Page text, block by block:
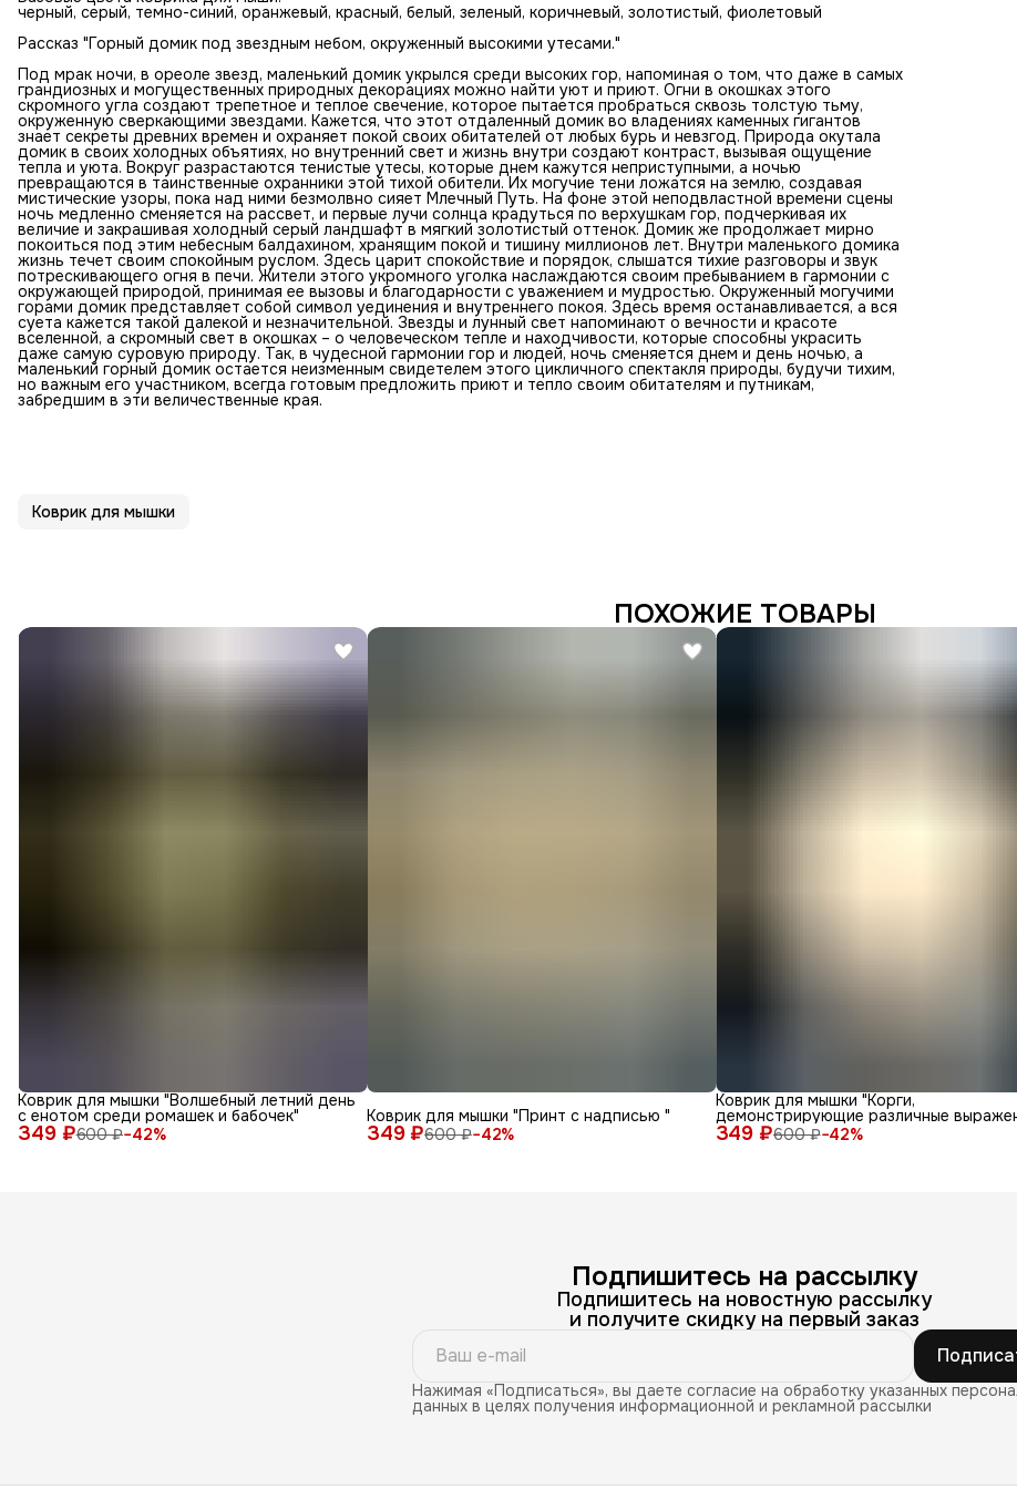
разговоры и звук потрескивающего огня в печи. Жители этого
укромного уголка наслаждаются своим пребыванием в
гармонии с окружающей природой, принимая ее вызовы и
могучими горами домик представляет собой символ
уединения и внутреннего покоя. Здесь время
останавливается, а вся суета кажется такой далекой и
незначительной. Звезды и лунный свет напоминают о
вечности и красоте вселенной, а скромный свет в окошках – о
человеческом тепле и находчивости, которые способны
украсить даже самую суровую природу. Так, в чудесной
гармонии гор и людей, ночь сменяется днем и день ночью, а
маленький горный домик остается неизменным свидетелем
этого цикличного спектакля природы, будучи тихим, но
важным его участником, всегда готовым предложить приют и
тепло своим обитателям и путникам, забредшим в эти
величественные края.
черный, серый, темно-синий, оранжевый, красный, белый, зеленый, коричневый, золотистый, фиолетовый
Рассказ "Горный домик под звездным небом, окруженный высокими утесами."
Под мрак ночи, в ореоле звезд, маленький домик укрылся среди высоких гор, напоминая о том, что даже в самых
грандиозных и могущественных природных декорациях можно найти уют и приют. Огни в окошках этого
скромного угла создают трепетное и теплое свечение, которое пытается пробраться сквозь толстую тьму,
окруженную сверкающими звездами. Кажется, что этот отдаленный домик во владениях каменных гигантов
знает секреты древних времен и охраняет покой своих обитателей от любых бурь и невзгод. Природа окутала
домик в своих холодных объятиях, но внутренний свет и жизнь внутри создают контраст, вызывая ощущение
тепла и уюта. Вокруг разрастаются тенистые утесы, которые днем кажутся неприступными, а ночью
превращаются в таинственные охранники этой тихой обители. Их могучие тени ложатся на землю, создавая
мистические узоры, пока над ними безмолвно сияет Млечный Путь. На фоне этой неподвластной времени сцены
ночь медленно сменяется на рассвет, и первые лучи солнца крадуться по верхушкам гор, подчеркивая их
величие и закрашивая холодный серый ландшафт в мягкий золотистый оттенок. Домик же продолжает мирно
покоиться под этим небесным балдахином, хранящим покой и тишину миллионов лет. Внутри маленького домика
жизнь течет своим спокойным руслом. Здесь царит спокойствие и порядок, слышатся тихие разговоры и звук
потрескивающего огня в печи. Жители этого укромного уголка наслаждаются своим пребыванием в гармонии с
окружающей природой, принимая ее вызовы и благодарности с уважением и мудростью. Окруженный могучими
горами домик представляет собой символ уединения и внутреннего покоя. Здесь время останавливается, а вся
суета кажется такой далекой и незначительной. Звезды и лунный свет напоминают о вечности и красоте
вселенной, а скромный свет в окошках – о человеческом тепле и находчивости, которые способны украсить
даже самую суровую природу. Так, в чудесной гармонии гор и людей, ночь сменяется днем и день ночью, а
маленький горный домик остается неизменным свидетелем этого цикличного спектакля природы, будучи тихим,
но важным его участником, всегда готовым предложить приют и тепло своим обитателям и путникам,
забредшим в эти величественные края.
Коврик для мышки
ПОХОЖИЕ ТОВАРЫ
349 ₽600 ₽−42%
Коврик для мышки "Волшебный летний день
с енотом среди ромашек и бабочек"
349 ₽600 ₽−42%
Коврик для мышки "Принт с надписью "
349 ₽600 ₽−42%
Коврик для мышки "Корги,
демонстрирующие различные
лица и эмоции на белом фоне"
Подпишитесь на рассылку
Подпишитесь на новостную рассылку
и получите скидку на первый заказ
Нажимая «Подписаться», вы даете согласие на обработку указанных
данных в целях получения информационной и рекламной рассылки